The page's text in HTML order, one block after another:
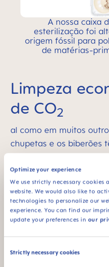
Optimize your experience
We use strictly necessary
website. We would also like to
technologies to personalize our
experience. You can find our
update your preferences in our
Consent
Strictly necessary cookies
A nossa caixa
esterilização foi
origem fóssil para
de matérias-
Limpeza
de CO2
al como em muitos
chupetas e os biberões
As atividades que
energia são a
os pais nestes passos e
práticas e eficazes para